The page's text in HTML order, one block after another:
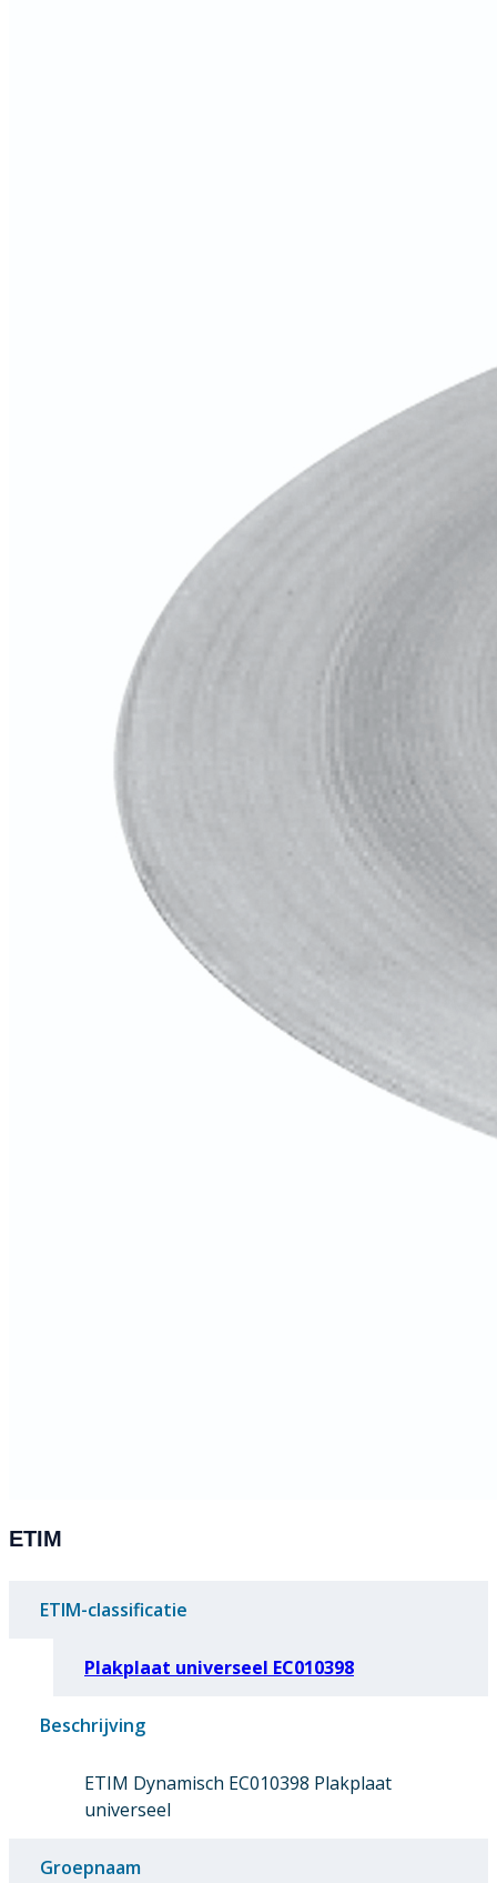
ETIM
ETIM-classificatie
Plakplaat universeel EC010398
Beschrijving
ETIM Dynamisch EC010398 Plakplaat
universeel
Groepnaam